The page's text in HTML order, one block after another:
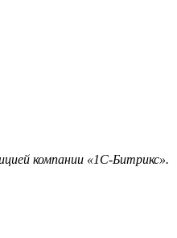
компании «1С-Битрикс».